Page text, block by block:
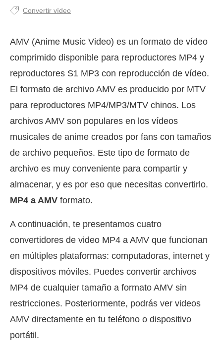
Convertir vídeo
AMV (Anime Music Video) es un formato de vídeo
comprimido disponible para reproductores MP4 y
reproductores S1 MP3 con reproducción de vídeo.
El formato de archivo AMV es producido por MTV
para reproductores MP4/MP3/MTV chinos. Los
archivos AMV son populares en los vídeos
musicales de anime creados por fans con tamaños
de archivo pequeños. Este tipo de formato de
archivo es muy conveniente para compartir y
almacenar, y es por eso que necesitas convertirlo.
MP4 a AMV formato.
A continuación, te presentamos cuatro
convertidores de video MP4 a AMV que funcionan
en múltiples plataformas: computadoras, internet y
dispositivos móviles. Puedes convertir archivos
MP4 de cualquier tamaño a formato AMV sin
restricciones. Posteriormente, podrás ver videos
AMV directamente en tu teléfono o dispositivo
portátil.